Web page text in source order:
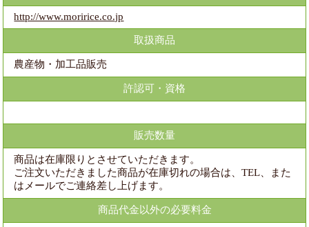
http://www.moririce.co.jp
取扱商品
農産物・加工品販売
許認可・資格
販売数量
商品は在庫限りとさせていただきます。
ご注文いただきました商品が在庫切れの場合は、TEL、また
はメールでご連絡差し上げます。
商品代金以外の必要料金